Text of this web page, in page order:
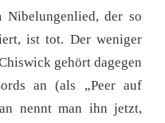
Nibelungenlied, der so
ist tot. Der weniger
gehört dagegen
an (als „Peer auf
nennt man ihn jetzt,